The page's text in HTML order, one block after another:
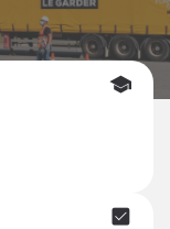
school
check_box